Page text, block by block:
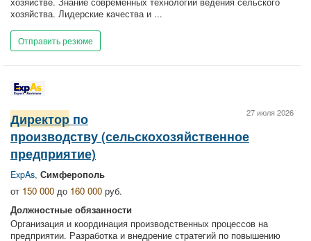
хозяйства. Лидерские качества и ...
Отправить резюме
27 июля 2026
Директор по
производству (сельскохозяйственное
предприятие)
ExpAs, Симферополь
от 150 000 до 160 000 руб.
Должностные обязанности
Организация и координация производственных процессов на
предприятии. Разработка и внедрение стратегий по повышению